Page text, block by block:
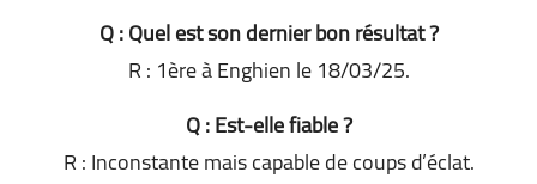
Q : Quel est son dernier bon résultat ?
R : 1ère à Enghien le 18/03/25.
Q : Est-elle fiable ?
R : Inconstante mais capable de coups d’éclat.